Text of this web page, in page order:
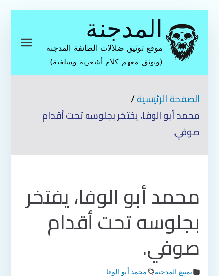
المحتوى
المدجنة
موقع توثيق ضلالات الطائفة المدجنة
(ونوثق معهم كلام أشعرية وسلفية)
الصفحة الرئيسية
محمد أبو الوفا، يفتخر بجلوسه تحت أقدام
صوفي.
محمد أبو الوفا، يفتخر
بجلوسه تحت أقدام
صوفي.
تمييع المدجنة محمد أبو الوفا